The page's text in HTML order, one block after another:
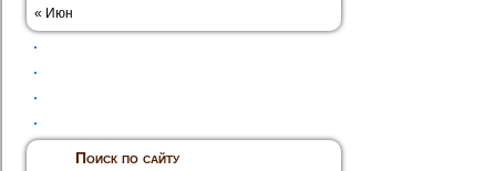
« Июн
Поиск по сайту